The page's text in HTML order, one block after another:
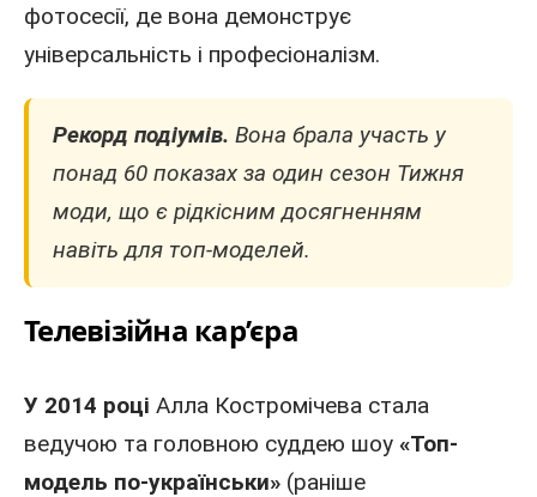
фотосесії, де вона демонструє
універсальність і професіоналізм.
Рекорд подіумів. Вона брала участь у
понад 60 показах за один сезон Тижня
моди, що є рідкісним досягненням
навіть для топ-моделей.
Телевізійна кар’єра
У 2014 році Алла Костромічева стала
ведучою та головною суддею шоу «Топ-
модель по-українськи» (раніше